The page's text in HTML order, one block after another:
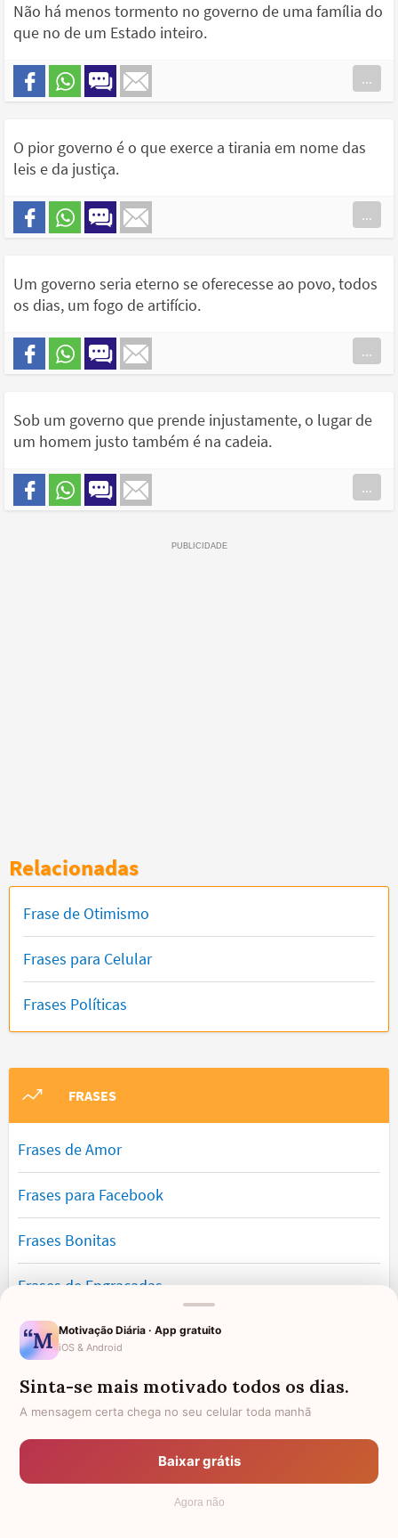
Não há menos tormento no governo de uma família do
que no de um Estado inteiro.
...
O pior governo é o que exerce a tirania em nome das
leis e da justiça.
...
Um governo seria eterno se oferecesse ao povo, todos
os dias, um fogo de artifício.
...
Sob um governo que prende injustamente, o lugar de
um homem justo também é na cadeia.
...
Relacionadas
Frase de Otimismo
Frases para Celular
Frases Políticas
FRASES
Frases de Amor
Frases para Facebook
Frases Bonitas
Frases de Engraçadas
Frases Românticas
Frases de Reflexão
Frases Lindas
Motivação Diária · App gratuito
iOS & Android
Sinta-se mais motivado todos os dias.
A mensagem certa chega no seu celular toda manhã
Baixar grátis
Agora não